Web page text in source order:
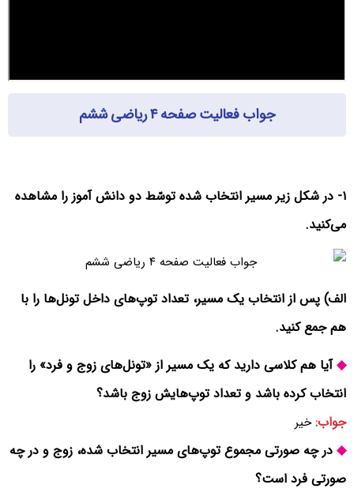
جواب فعالیت صفحه ۴ ریاضی ششم
۱- در شکل زیر مسیر انتخاب شده توسّط دو دانش آموز را مشاهده
می‌کنید.
الف) پس از انتخاب یک مسیر، تعداد توپ‌های داخل تونل‌ها را با
هم جمع کنید.
◆آیا هم کلاسی دارید که یک مسیر از «تونل‌های زوج و فرد» را
انتخاب کرده باشد و تعداد توپ‌هایش زوج باشد؟
جواب:خیر
◆ در چه صورتی مجموع توپ‌های مسیر انتخاب شده، زوج و در چه
صورتی فرد است؟